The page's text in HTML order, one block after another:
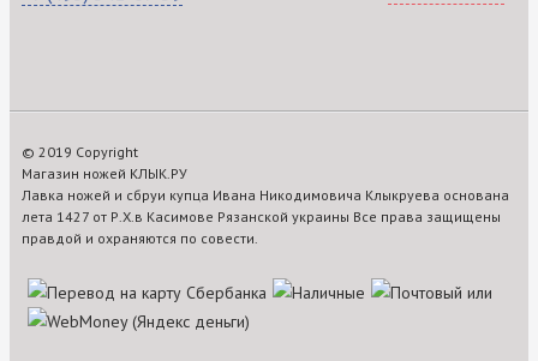
© 2019 Copyright
Магазин ножей КЛЫК.РУ
Лавка ножей и сбруи купца Ивана Никодимовича Клыкруева основана
лета 1427 от Р.Х.в Касимове Рязанской украины Все права защищены
правдой и охраняются по совести.